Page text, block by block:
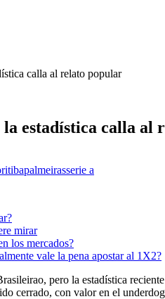
calla al relato popular
estadística calla al
palmeirasserie a
mirar
los mercados?
vale la pena apostar al 1X2?
pero la estadística
cerrado, con valor en el